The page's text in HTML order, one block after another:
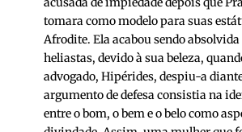
tomara como modelo para suas
Afrodite. Ela acabou sendo absolvida
heliastas, devido à sua beleza,
advogado, Hipérides, despiu-a
argumento de defesa consistia na
entre o bom, o bem e o belo como